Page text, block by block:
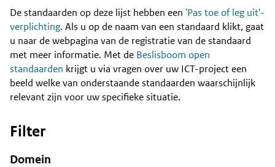
Content
De standaarden op deze lijst hebben een 'Pas toe of leg uit'-
verplichting. Als u op de naam van een standaard klikt, gaat
u naar de webpagina van de registratie van de standaard
met meer informatie. Met de Beslisboom open
standaarden krijgt u via vragen over uw ICT-project een
beeld welke van onderstaande standaarden waarschijnlijk
relevant zijn voor uw specifieke situatie.
Filter
Domein